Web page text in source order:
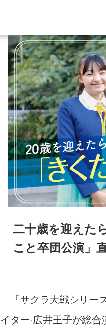
二十歳を迎えた
こと卒団公演」
「サクラ大戦シリー
イター·広井王子が総